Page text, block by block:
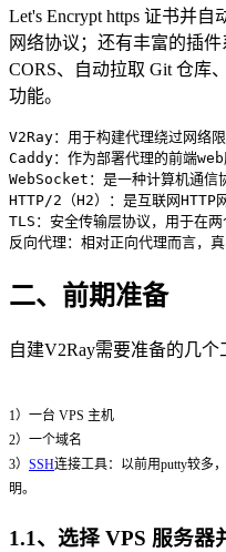
Let's Encrypt https 证书并自
网络协议；还有丰富的插
CORS、自动拉取 Git 仓库
功能。
V2Ray：用于构建代理绕过网络
Caddy：作为部署代理的前端web
WebSocket：是一种计算机通信
HTTP/2（H2）：是互联网HTTP
TLS：安全传输层协议，用于在
反向代理：相对正向代理而言，
二、前期准备
自建V2Ray需要准备的几个
1）一台 VPS 主机
2）一个域名
3） SSH连接工具：以前用putty较多
明。
1.1、选择 VPS 服务器